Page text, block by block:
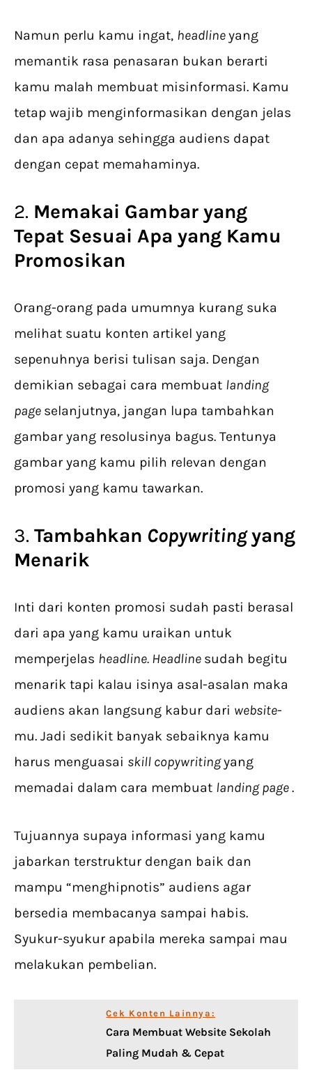
Namun perlu kamu ingat, headlineyang
memantik rasa penasaran bukan berarti
kamu malah membuat misinformasi. Kamu
tetap wajib menginformasikan dengan jelas
dan apa adanya sehingga audiens dapat
dengan cepat memahaminya.
2. Memakai Gambar yang
Tepat Sesuai Apa yang Kamu
Promosikan
Orang-orang pada umumnya kurang suka
melihat suatu konten artikel yang
sepenuhnya berisi tulisan saja. Dengan
demikian sebagai cara membuat landing
page selanjutnya, jangan lupa tambahkan
gambar yang resolusinya bagus. Tentunya
gambar yang kamu pilih relevan dengan
promosi yang kamu tawarkan.
3. Tambahkan Copywritingyang
Menarik
Inti dari konten promosi sudah pasti berasal
dari apa yang kamu uraikan untuk
memperjelas headline. Headline sudah begitu
menarik tapi kalau isinya asal-asalan maka
audiens akan langsung kabur dari website-
mu. Jadi sedikit banyak sebaiknya kamu
harus menguasai skill copywritingyang
memadai dalam cara membuat landing page.
Tujuannya supaya informasi yang kamu
jabarkan terstruktur dengan baik dan
mampu “menghipnotis” audiens agar
bersedia membacanya sampai habis.
Syukur-syukur apabila mereka sampai mau
melakukan pembelian.
Cek Konten Lainnya:
Cara Membuat Website Sekolah
Paling Mudah & Cepat